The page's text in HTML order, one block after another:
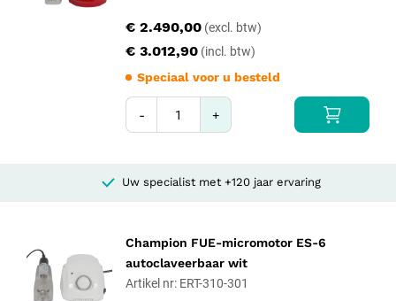
€ 3.012,90
€ 2.490,00
Speciaal voor u besteld
- +
Uw specialist met +120 jaar ervaring
Champion FUE-micromotor ES-6
autoclaveerbaar wit
Artikel nr: ERT-310-301